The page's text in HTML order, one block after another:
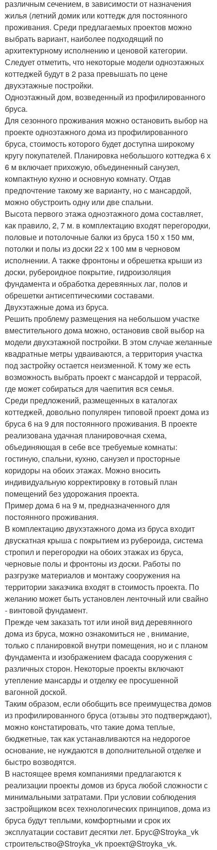
различным сечением, в зависимости от назначения
жилья (летний домик или коттедж для постоянного
проживания. Среди предлагаемых проектов можно
выбрать вариант, наиболее подходящий по
архитектурному исполнению и ценовой категории.
Следует отметить, что некоторые модели одноэтажных
коттеджей будут в 2 раза превышать по цене
двухэтажные постройки.
Одноэтажный дом, возведенный из профилированного
бруса.
Для сезонного проживания можно остановить выбор на
проекте одноэтажного дома из профилированного
бруса, стоимость которого будет доступна широкому
кругу покупателей. Планировка небольшого коттеджа 6 х
6 м включает прихожую, объединенный санузел,
компактную кухню и основную комнату. Отдав
предпочтение такому же варианту, но с мансардой,
можно обустроить одну или две спальни.
Высота первого этажа одноэтажного дома составляет,
как правило, 2, 7 м. в комплектацию входят перегородки,
половые и потолочные балки из бруса 150 х 150 мм,
потолки и полы из доски 22 х 100 мм в черновом
исполнении. А также фронтоны и обрешетка крыши из
доски, рубероидное покрытие, гидроизоляция
фундамента и обработка деревянных лаг, полов и
обрешетки антисептическими составами.
Двухэтажные дома из бруса.
Решить проблему размещения на небольшом участке
вместительного дома можно, остановив свой выбор на
модели двухэтажной постройки. В этом случае желанные
квадратные метры удваиваются, а территория участка
под застройку остается неизменной. К тому же есть
возможность выбрать проект с мансардой и террасой,
где может собираться для чаепития вся семья.
Среди предложений, размещенных в каталогах
коттеджей, довольно популярен типовой проект дома из
бруса 6 на 9 для постоянного проживания. В проекте
реализована удачная планировочная схема,
объединяющая в себе все требуемые комнаты:
гостиную, спальни, кухню, санузел и просторные
коридоры на обоих этажах. Можно вносить
индивидуальную корректировку в готовый план
помещений без удорожания проекта.
Пример дома 6 на 9 м, предназначенного для
постоянного проживания.
В комплектацию двухэтажного дома из бруса входит
двускатная крыша с покрытием из рубероида, система
стропил и перегородки на обоих этажах из бруса,
черновые полы и фронтоны из доски. Работы по
разгрузке материалов и монтажу сооружения на
территории заказчика входят в стоимость проекта. По
желанию может быть установлен ленточный или свайно
- винтовой фундамент.
Прежде чем заказать тот или иной вид деревянного
дома из бруса, можно ознакомиться не , внимание,
только с планировкой внутри помещения, но и с планом
фундамента и изображением фасада сооружения с
различных сторон. Некоторые проекты включают
утепление мансарды и отделку ее просушенной
вагонной доской.
Таким образом, если обобщить все преимущества домов
из профилированного бруса (отзывы это подтверждают),
можно констатировать, что такие дома теплые,
бюджетные, так как устанавливаются на недорогое
основание, не нуждаются в дополнительной отделке и
быстро возводятся.
В настоящее время компаниями предлагаются к
реализации проекты домов из бруса любой сложности с
минимальными затратами. При условии соблюдения
застройщиком всех технологических принципов, дома из
бруса будут теплыми, комфортными и срок их
эксплуатации составит десятки лет. Брус@Stroyka_vk
строительство@Stroyka_vk проект@Stroyka_vk.